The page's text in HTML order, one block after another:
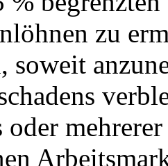
zu
soweit